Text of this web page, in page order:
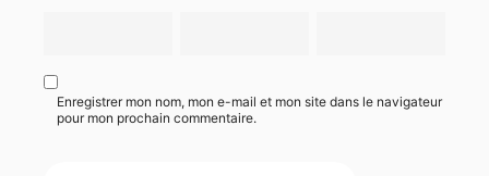
Enregistrer mon nom, mon e-mail et mon site dans le navigateur
pour mon prochain commentaire.